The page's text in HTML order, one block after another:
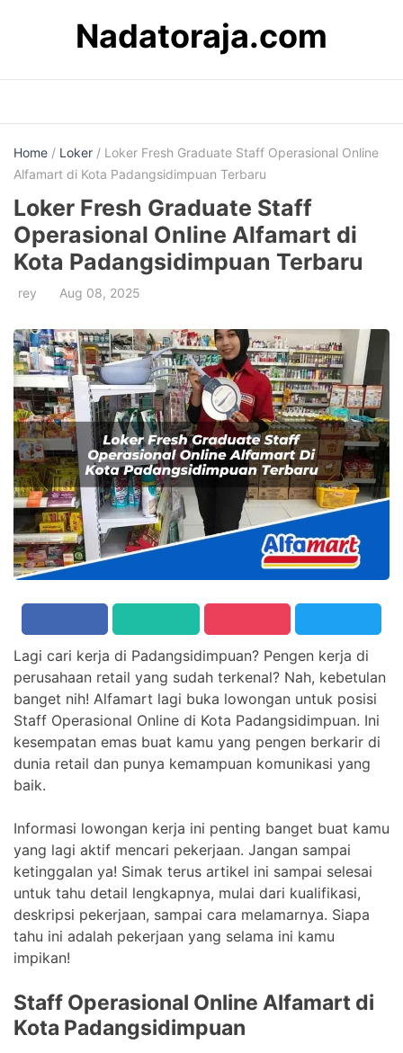
Nadatoraja.com
Home / Loker / Loker Fresh Graduate Staff Operasional Online
Alfamart di Kota Padangsidimpuan Terbaru
Loker Fresh Graduate Staff
Operasional Online Alfamart di
Kota Padangsidimpuan Terbaru
rey Aug 08, 2025
Lagi cari kerja di Padangsidimpuan? Pengen kerja di
perusahaan retail yang sudah terkenal? Nah, kebetulan
banget nih! Alfamart lagi buka lowongan untuk posisi
Staff Operasional Online di Kota Padangsidimpuan. Ini
kesempatan emas buat kamu yang pengen berkarir di
dunia retail dan punya kemampuan komunikasi yang
baik.
Informasi lowongan kerja ini penting banget buat kamu
yang lagi aktif mencari pekerjaan. Jangan sampai
ketinggalan ya! Simak terus artikel ini sampai selesai
untuk tahu detail lengkapnya, mulai dari kualifikasi,
deskripsi pekerjaan, sampai cara melamarnya. Siapa
tahu ini adalah pekerjaan yang selama ini kamu
impikan!
Staff Operasional Online Alfamart di
Kota Padangsidimpuan